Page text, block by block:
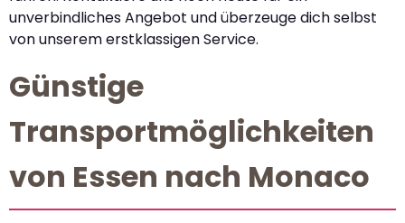
unverbindliches Angebot und überzeuge dich selbst
von unserem erstklassigen Service.
Günstige
Transportmöglichkeiten
von Essen nach Monaco